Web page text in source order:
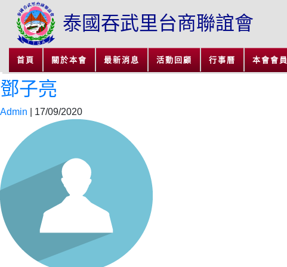
泰國吞武里台商聯誼會
首頁 關於本會 最新消息 活動回顧 行事曆 本會會員
鄧子亮
Admin 17/09/2020